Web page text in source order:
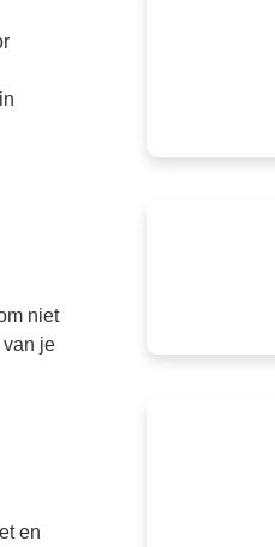
niet
van je
en